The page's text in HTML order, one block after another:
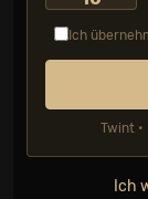
Ich
Twint •
Ich